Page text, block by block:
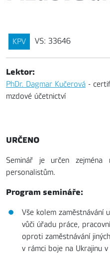
KPV VS: 33646
Lektor:
PhDr. Dagmar Kučerová -
mzdové účetnictví
URČENO
Seminář je určen zejména
personalistům.
Program semináře:
Vše kolem zaměstnávání
vůči úřadu práce,
oproti zaměstnávání
v rámci boje na Ukrajinu